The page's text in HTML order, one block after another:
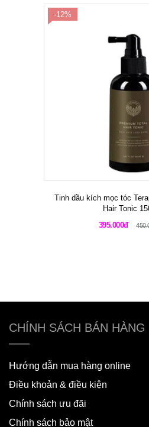
-12%
Tinh dầu kích mọc tóc
Hair Tonic
395.000đ
CHÍNH SÁCH BÁN HÀNG
Hướng dẫn mua hàng online
Điều khoản & điều kiện
Chính sách ưu đãi
Chính sách bảo mật